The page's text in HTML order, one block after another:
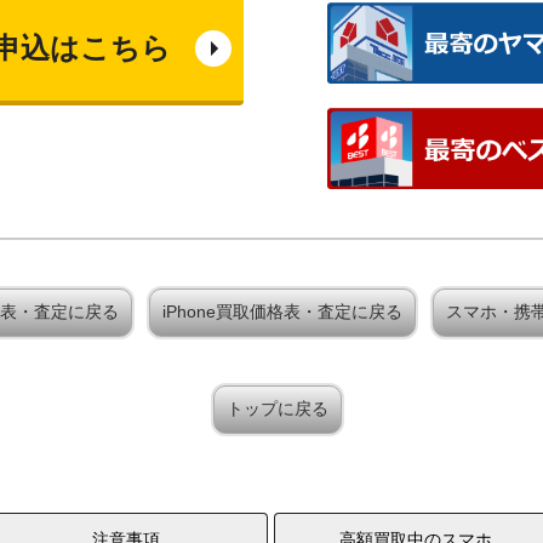
込はこちら
・査定に戻る iPhone買取価格表・査定に戻る スマホ・携
トップに戻る